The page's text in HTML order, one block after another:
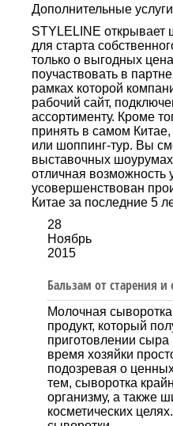
Дополнительные услуги
STYLELINE открывает
для старта
только о выгодных
поучаствовать в
рамках которой
рабочий сайт,
ассортименту. Кроме
принять в самом
или шоппинг-тур. Вы
выставочных шоурумах
отличная возможность
усовершенствован
Китае за последние 5
28
Ноябрь
2015
Бальзам от старения
Молочная
продукт, который
приготовлении сыра
время хозяйки
подозревая о
тем, сыворотка
организму, а также
косметических